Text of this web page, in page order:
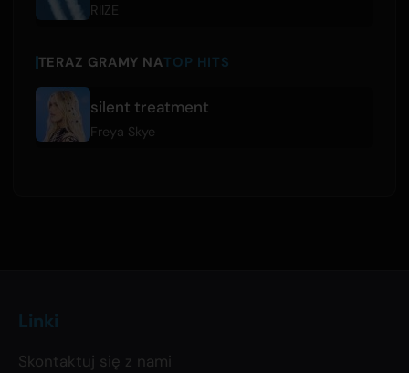
RIIZE
TERAZ GRAMY NATOP HITS
silent treatment
Freya Skye
Linki
Skontaktuj się z nami